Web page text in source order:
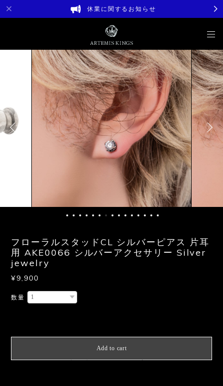
休業に関するお知らせ
フローラルスタッドCL シルバーピアス 片耳
用 AKE0066 シルバーアクセサリー Silver
jewelry
¥9,900
数量
Add to cart